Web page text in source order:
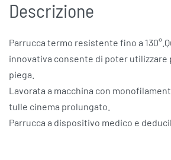
Descrizione
Parrucca termo resistente fino a
innovativa consente di poter utilizzare
piega.
Lavorata a macchina con
tulle cinema prolungato.
Parrucca a dispositivo medico e